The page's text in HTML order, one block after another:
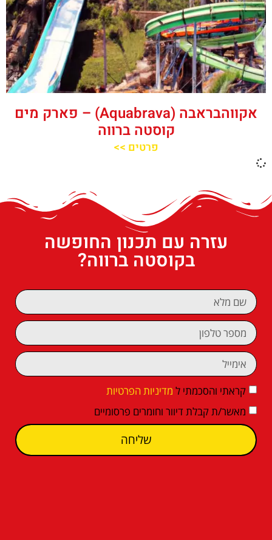
אקווהבראבה (Aquabrava) – פארק מים
קוסטה ברווה
פרטים >>
עזרה עם תכנון החופשה
בקוסטה ברווה?
קראתי והסכמתי ל מדיניות הפרטיות
מאשר/ת קבלת דיוור וחומרים פרסומיים
שליחה